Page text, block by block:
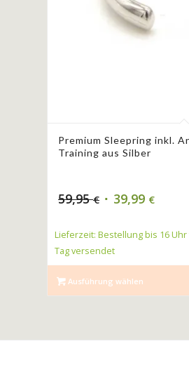
Premium Sleepring inkl.
Training aus Silber
59,95€ 39,99 €
Lieferzeit: Bestellung bis 16
Tag versendet
Ausführung wählen